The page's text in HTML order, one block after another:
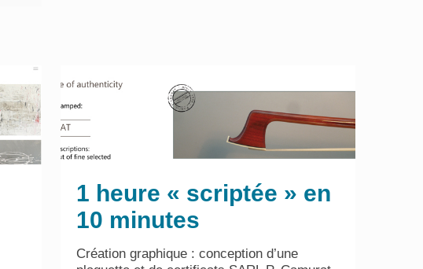
1 heure « scriptée » en
10 minutes
Création graphique : conception d’une